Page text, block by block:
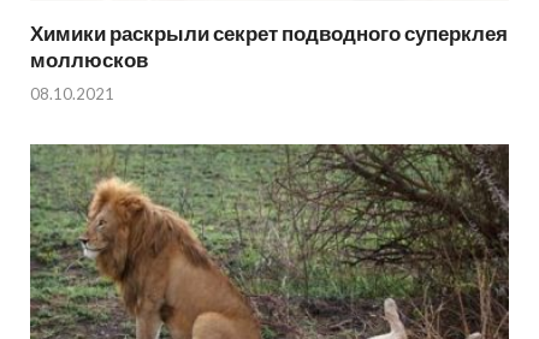
Химики раскрыли секрет подводного суперклея
моллюсков
08.10.2021